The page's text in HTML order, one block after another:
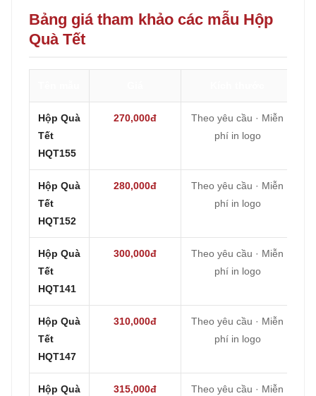
Bảng giá tham khảo các mẫu Hộp
Quà Tết
Hộp Quà
Tết
HQT155
270,000đ
Theo yêu cầu · Miễn
phí in logo
Hộp Quà
Tết
HQT152
280,000đ
Theo yêu cầu · Miễn
phí in logo
Hộp Quà
Tết
HQT141
300,000đ
Theo yêu cầu · Miễn
phí in logo
Hộp Quà
Tết
HQT147
310,000đ
Theo yêu cầu · Miễn
phí in logo
Hộp Quà
315,000đ
Theo yêu cầu · Miễn